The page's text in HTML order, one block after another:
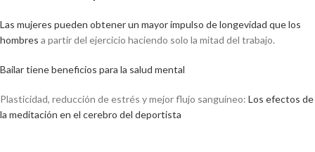
Las mujeres pueden obtener un mayor impulso de longevidad que los
hombres a partir del ejercicio haciendo solo la mitad del trabajo.
Bailar tiene beneficios para la salud mental
Plasticidad, reducción de estrés y mejor flujo sanguíneo: Los efectos de
la meditación en el cerebro del deportista